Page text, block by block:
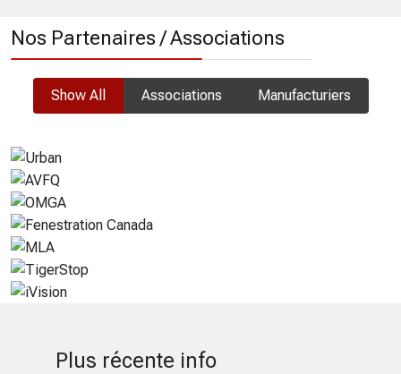
Nos Partenaires / Associations
Show All Associations Manufacturiers
Plus récente info